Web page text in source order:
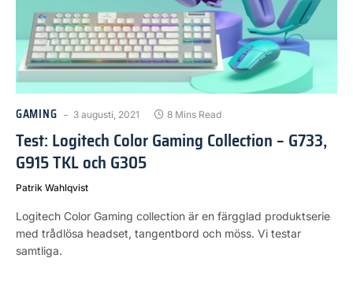
GAMING 3 augusti, 2021 8 Mins Read
Test: Logitech Color Gaming Collection – G733,
G915 TKL och G305
Patrik Wahlqvist
Logitech Color Gaming collection är en färgglad produktserie
med trådlösa headset, tangentbord och möss. Vi testar
samtliga.